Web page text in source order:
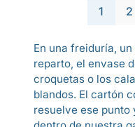
1 2
En una freiduría,
reparto, el envase
croquetas o los
blandos. El cartón
resuelve ese punto